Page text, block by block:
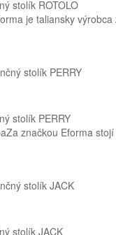
stolík ROTOLO
je taliansky
stolík PERRY
značkou Eforma
stolík JACK